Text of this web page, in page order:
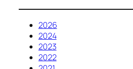
2026
2024
2023
2022